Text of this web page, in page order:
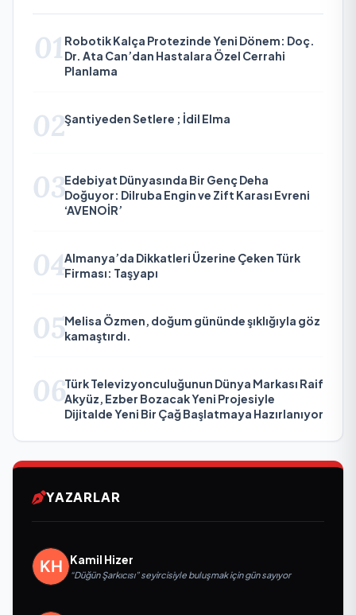
01 Robotik Kalça Protezinde Yeni Dönem: Doç.
Dr. Ata Can’dan Hastalara Özel Cerrahi
Planlama
02Şantiyeden Setlere ; İdil Elma
03Edebiyat Dünyasında Bir Genç Deha
Doğuyor: Dilruba Engin ve Zift Karası Evreni
‘AVENOİR’
04Almanya’da Dikkatleri Üzerine Çeken Türk
Firması: Taşyapı
05Melisa Özmen, doğum gününde şıklığıyla göz
kamaştırdı.
06Türk Televizyonculuğunun Dünya Markası Raif
Akyüz, Ezber Bozacak Yeni Projesiyle
Dijitalde Yeni Bir Çağ Başlatmaya Hazırlanıyor
YAZARLAR
Kamil Hizer
“Düğün Şarkıcısı” seyircisiyle buluşmak için gün sayıyor